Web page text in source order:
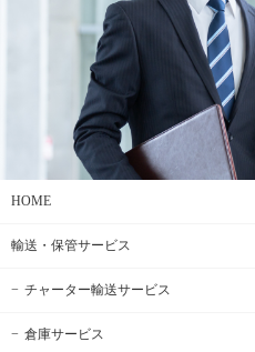
HOME
輸送・保管サービス
チャーター輸送サービス
倉庫サービス